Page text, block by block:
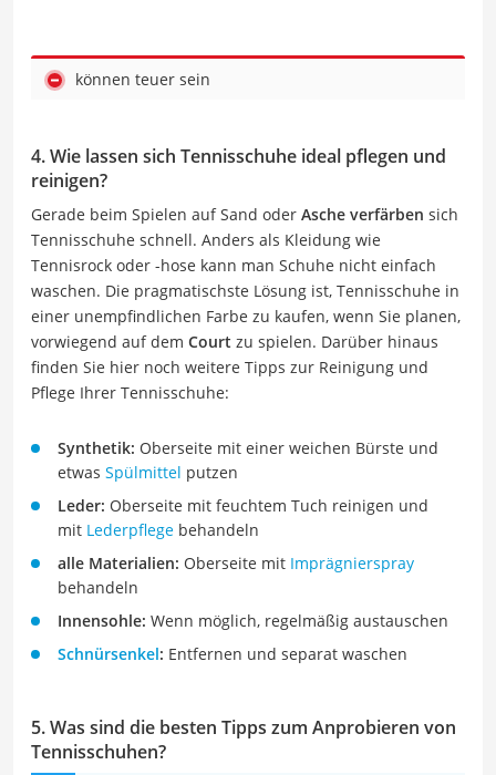
können teuer sein
4. Wie lassen sich Tennisschuhe ideal pflegen und
reinigen?
Gerade beim Spielen auf Sand oder Asche verfärben sich
Tennisschuhe schnell. Anders als Kleidung wie
Tennisrock oder -hose kann man Schuhe nicht einfach
waschen. Die pragmatischste Lösung ist, Tennisschuhe in
einer unempfindlichen Farbe zu kaufen, wenn Sie planen,
vorwiegend auf dem Court zu spielen. Darüber hinaus
finden Sie hier noch weitere Tipps zur Reinigung und
Pflege Ihrer Tennisschuhe:
Synthetik: Oberseite mit einer weichen Bürste und
etwas Spülmittel putzen
Leder: Oberseite mit feuchtem Tuch reinigen und
mit Lederpflege behandeln
alle Materialien: Oberseite mit Imprägnierspray
behandeln
Innensohle: Wenn möglich, regelmäßig austauschen
Schnürsenkel: Entfernen und separat waschen
5. Was sind die besten Tipps zum Anprobieren von
Tennisschuhen?